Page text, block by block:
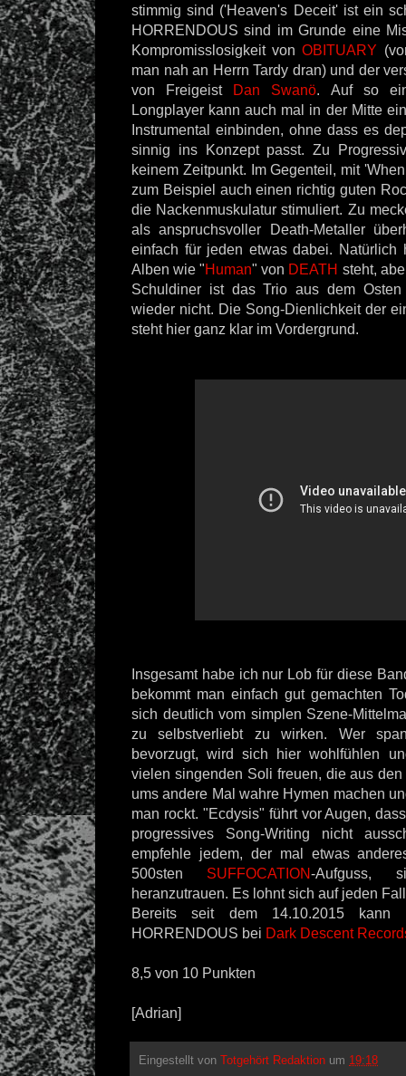
stimmig sind ('Heaven's Deceit' ist ein
HORRENDOUS sind im Grunde eine
Kompromisslosigkeit vonOBITUARY
man nah an Herrn Tardy dran) und der
von Freigeist
Dan Swanö. Auf so
Longplayer kann auch mal in der Mitte
Instrumental einbinden, ohne dass es
sinnig ins Konzept passt. Zu
keinem Zeitpunkt. Im Gegenteil, mit
zum Beispiel auch einen richtig guten
die Nackenmuskulatur stimuliert. Zu
als anspruchsvoller Death-Metaller
einfach für jeden etwas dabei. Natürlich
Alben wie "Human" von DEATH steht,
Schuldiner ist das Trio aus dem
wieder nicht. Die Song-Dienlichkeit der
steht hier ganz klar im Vordergrund.
Insgesamt habe ich nur Lob für diese
bekommt man einfach gut gemachten
sich deutlich vom simplen Szene-
zu selbstverliebt zu wirken. Wer
bevorzugt, wird sich hier wohlfühlen
vielen singenden Soli freuen, die aus
ums andere Mal wahre Hymen machen
man rockt. "Ecdysis" führt vor Augen,
progressives Song-Writing nicht
empfehle jedem, der mal etwas
500sten SUFFOCATION-Aufguss,
heranzutrauen. Es lohnt sich auf jeden
Bereits seit dem 14.10.2015 kann
HORRENDOUS bei Dark Descent
8,5 von 10 Punkten
[Adrian]
Eingestellt von Totgehört Redaktion um 19:18